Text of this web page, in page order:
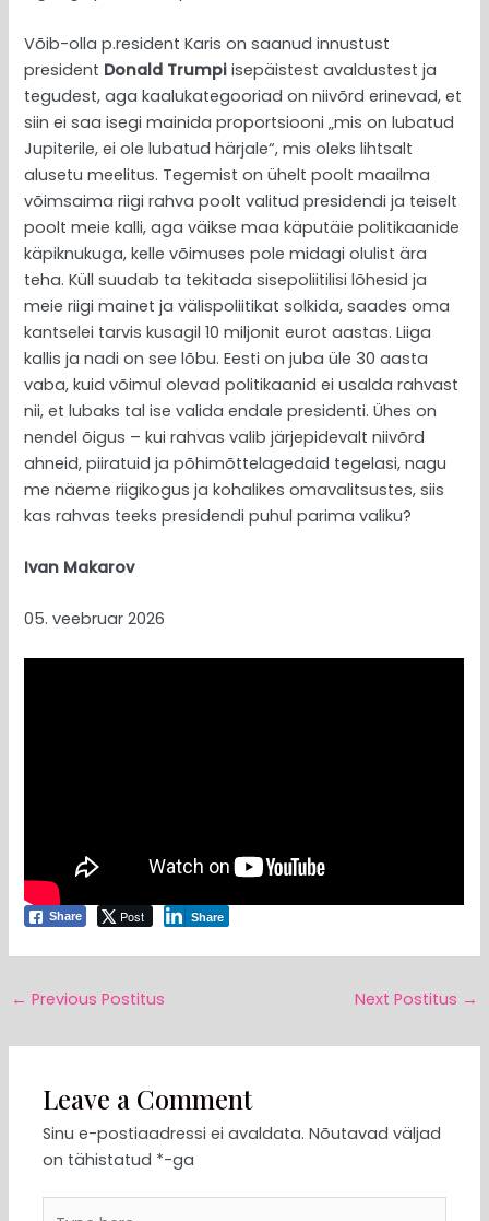
Võib-olla p.resident Karis on saanud innustust
president Donald Trumpi isepäistest avaldustest ja
tegudest, aga kaalukategooriad on niivõrd erinevad, et
siin ei saa isegi mainida proportsiooni „mis on lubatud
Jupiterile, ei ole lubatud härjale“, mis oleks lihtsalt
alusetu meelitus. Tegemist on ühelt poolt maailma
võimsaima riigi rahva poolt valitud presidendi ja teiselt
poolt meie kalli, aga väikse maa käputäie politikaanide
käpiknukuga, kelle võimuses pole midagi olulist ära
teha. Küll suudab ta tekitada sisepoliitilisi lõhesid ja
meie riigi mainet ja välispoliitikat solkida, saades oma
kantselei tarvis kusagil 10 miljonit eurot aastas. Liiga
kallis ja nadi on see lõbu. Eesti on juba üle 30 aasta
vaba, kuid võimul olevad politikaanid ei usalda rahvast
nii, et lubaks tal ise valida endale presidenti. Ühes on
nendel õigus – kui rahvas valib järjepidevalt niivõrd
ahneid, piiratuid ja põhimõttelagedaid tegelasi, nagu
me näeme riigikogus ja kohalikes omavalitsustes, siis
kas rahvas teeks presidendi puhul parima valiku?
Ivan Makarov
05. veebruar 2026
Share Post Share
← Previous Postitus Next Postitus →
Leave a Comment
Sinu e-postiaadressi ei avaldata. Nõutavad väljad
on tähistatud *-ga